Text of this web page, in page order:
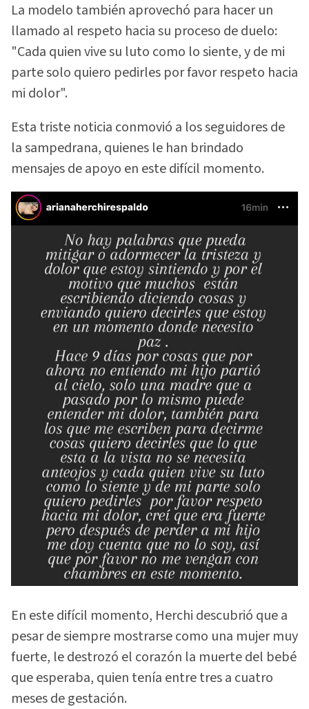
La modelo también aprovechó para hacer un
llamado al respeto hacia su proceso de duelo:
"Cada quien vive su luto como lo siente, y de mi
parte solo quiero pedirles por favor respeto hacia
mi dolor".
Esta triste noticia conmovió a los seguidores de
la sampedrana, quienes le han brindado
mensajes de apoyo en este difícil momento.
En este difícil momento, Herchi descubrió que a
pesar de siempre mostrarse como una mujer muy
fuerte, le destrozó el corazón la muerte del bebé
que esperaba, quien tenía entre tres a cuatro
meses de gestación.